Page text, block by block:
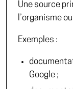
Une source
l’organisme
Exemples :
Google ;